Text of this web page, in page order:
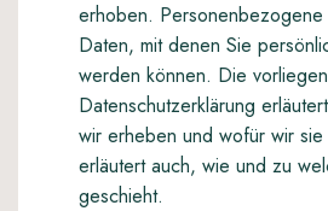
erhoben. Personenbezogene
Daten, mit denen Sie
werden können. Die
Datenschutzerklärung
wir erheben und wofür wir
erläutert auch, wie und zu
geschieht.